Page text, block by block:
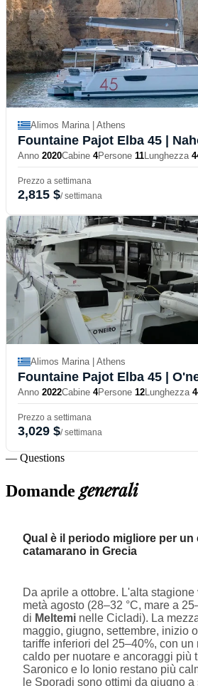
Alimos Marina | Athens
Fountaine Pajot Elba 45 |
Anno 2020Cabine 4Persone 11Lunghezza
Prezzo a settimana
2,815 $/ settimana
Alimos Marina | Athens
Fountaine Pajot Elba 45 |
Anno 2022Cabine 4Persone 12Lunghezza
Prezzo a settimana
3,029 $/ settimana
— Questions
Domandegenerali
Qual è il periodo migliore per un
catamarano in Grecia
Da aprile a ottobre. L'alta
metà agosto (28–32 °C, mare a
di Meltemi nelle Cicladi). La
maggio, giugno, settembre, inizio
tariffe inferiori del 25–40%, con un
caldo per nuotare e ancoraggi più
Saronico e lo Ionio restano più
le Sporadi sono ottimi da giugno a